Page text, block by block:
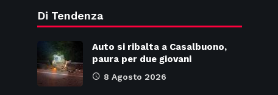
Di Tendenza
Auto si ribalta a Casalbuono,
paura per due giovani
8 Agosto 2026